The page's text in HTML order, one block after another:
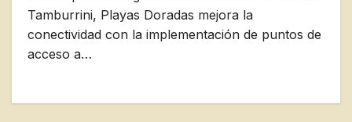
Tamburrini, Playas Doradas mejora la
conectividad con la implementación de puntos de
acceso a…